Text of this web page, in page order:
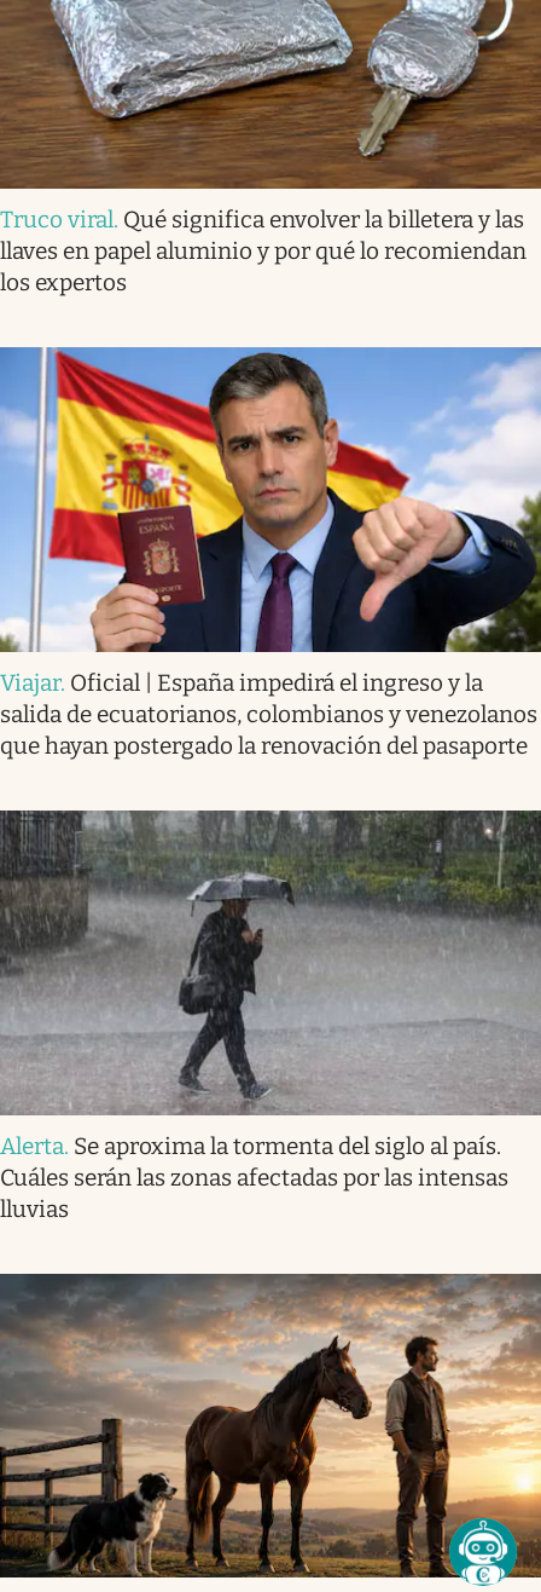
Truco viral. Qué significa envolver la billetera y las
llaves en papel aluminio y por qué lo recomiendan
los expertos
Viajar. Oficial | España impedirá el ingreso y la
salida de ecuatorianos, colombianos y venezolanos
que hayan postergado la renovación del pasaporte
Alerta. Se aproxima la tormenta del siglo al país.
Cuáles serán las zonas afectadas por las intensas
lluvias